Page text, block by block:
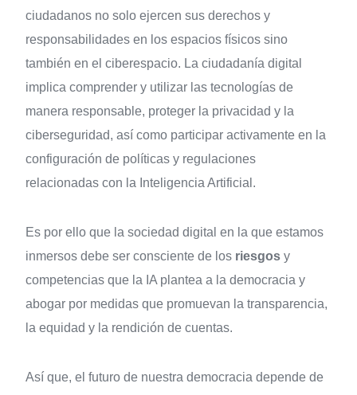
ciudadanos no solo ejercen sus derechos y
responsabilidades en los espacios físicos sino
también en el ciberespacio. La ciudadanía digital
implica comprender y utilizar las tecnologías de
manera responsable, proteger la privacidad y la
ciberseguridad, así como participar activamente en la
configuración de políticas y regulaciones
relacionadas con la Inteligencia Artificial.
Es por ello que la sociedad digital en la que estamos
inmersos debe ser consciente de los riesgos y
competencias que la IA plantea a la democracia y
abogar por medidas que promuevan la transparencia,
la equidad y la rendición de cuentas.
Así que, el futuro de nuestra democracia depende de